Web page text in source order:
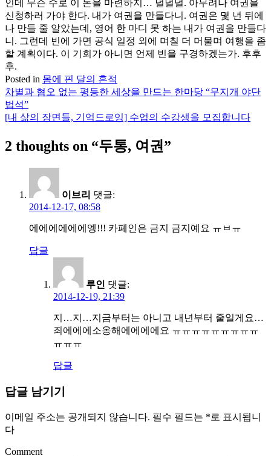
인데 무슨 수로 이 돈을 마련하지… 덜덜덜. 아무려나 여권을
신청하러 가야 한다. 내가 여권을 만들다니. 여권은 몇 년 뒤에
나 만들 줄 알았는데, 영어 한 마디 못 하는 내가 여권을 만들다
니. 그런데 빈에 가면 공식 일정 외에 며칠 더 머물며 여행을 좀
할 계획이다. 이 기회가 아니면 언제 빈을 구경하겠는가. 후후
후.
Posted in 몸에 핀 달의 흔적
글
탐
차별과 혐오 없는 평등한 세상을 만드는 한마당 “무지개 야단
법석”
[내 삶의 장면들, 기억드로잉] 수업의 수강생을 모집합니다
2 thoughts on “두통, 여권”
이브리 댓글:
2014-12-17, 08:58
에에에에에에엥!!! 카페인은 금지 금지예요 ㅠㅂㅠ
답글
루인 댓글:
2014-12-19, 21:39
지…지…지금부터는 아니고 내년부터 줄일게요…
죄에에에소옹해에에에에요 ㅠㅠㅠㅠㅠㅠㅠㅠㅠ
ㅠㅠㅠ
답글
답글 남기기
이메일 주소는 공개되지 않습니다. 필수 필드는 *로 표시됩니
다
Comment